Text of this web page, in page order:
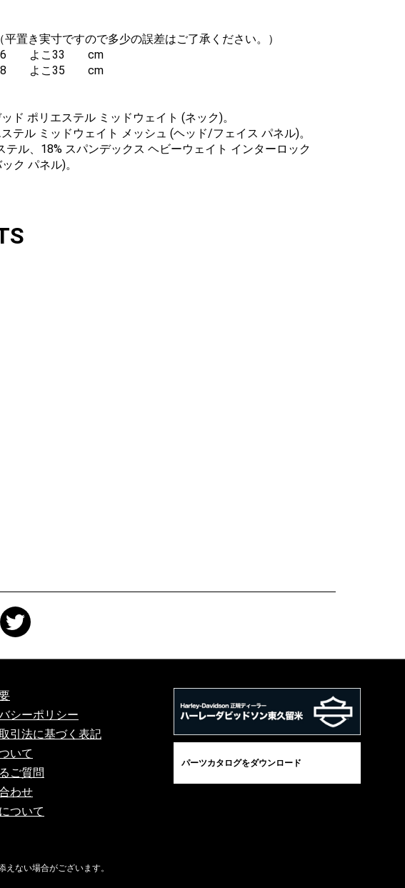
置き実寸ですので多少の誤差はご了承ください。）
よこ33 cm
よこ35 cm
ド ポリエステル ミッドウェイト (ネック)。
テル ミッドウェイト メッシュ (ヘッド/フェイス パネル)。
テル、18% スパンデックス ヘビーウェイト インターロック
ク パネル)。
シーポリシー
引法に基づく表記
いて
ご質問
わせ
ついて
パーツカタログをダウンロード
ない場合がございます。